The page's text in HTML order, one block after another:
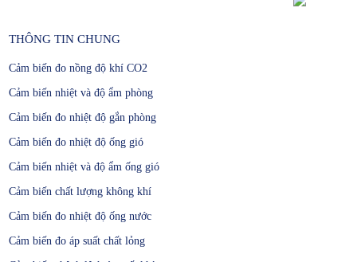
THÔNG TIN CHUNG
Cảm biến đo nồng độ khí CO2
Cảm biến nhiệt và độ ẩm phòng
Cảm biến đo nhiệt độ gắn phòng
Cảm biến đo nhiệt độ ống gió
Cảm biến nhiệt và độ ẩm ống gió
Cảm biến chất lượng không khí
Cảm biến đo nhiệt độ ống nước
Cảm biến đo áp suất chất lỏng